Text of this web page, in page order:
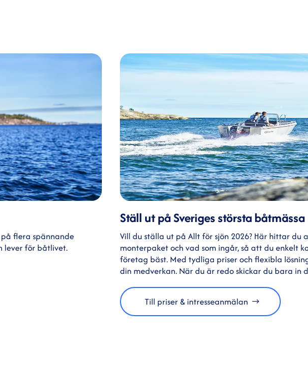
flera spännande
lever för båtlivet.
Ställ ut på Sveriges största båtmässa
Vill du ställa ut på Allt för sjön 2026? Här hittar du
monterpaket och vad som ingår, så att du enkelt
företag bäst. Med tydliga priser och flexibla
din medverkan. När du är redo skickar du bara in
Till priser & intresseanmälan